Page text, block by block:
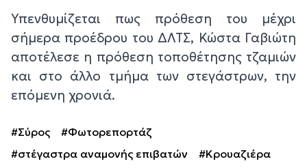
Υπενθυμίζεται πως πρόθεση του μέχρι
σήμερα προέδρου του ΔΛΤΣ, Κώστα Γαβιώτη
αποτέλεσε η πρόθεση τοποθέτησης τζαμιών
και στο άλλο τμήμα των στεγάστρων, την
επόμενη χρονιά.
#Σύρος
#Φωτορεπορτάζ
#στέγαστρα αναμονής επιβατών
#Κρουαζιέρα